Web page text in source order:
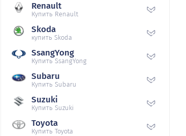
Renault
Купить Renault
Skoda
купить Skoda
SsangYong
Купить SsangYong
Subaru
Купить Subaru
Suzuki
Купить Suzuki
Toyota
Купить Toyota